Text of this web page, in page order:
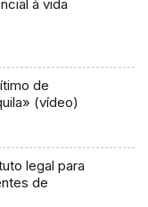
à vida
de
(vídeo)
legal para
de